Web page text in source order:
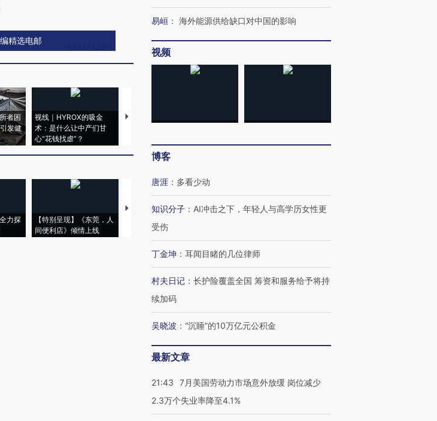
精选电邮
者困
发健
视线｜HYROX的吸金
术：是什么让中产们甘
心“花钱找虐”？
马航飞行员跨国走私7万
力探
【特别呈现】《东莞，人
间便利店》倾情上线
【推广】走进第四届链博
【商旅对话】华住集团
易峘 ： 海外能源供给缺口对中国的影响
视频
博客
唐涯 ： 多看少动
知识分子 ： AI冲击之下，年轻人与高学历女性更
受伤
丁金坤 ： 耳闻目睹的几位律师
村夫日记 ： 长护险覆盖全国 筹资和服务给予将持
续加码
吴晓波 ： “沉睡”的10万亿元公积金
最新文章
21:43
7月美国劳动力市场意外放缓 岗位减少
2.3万个失业率降至4.1%